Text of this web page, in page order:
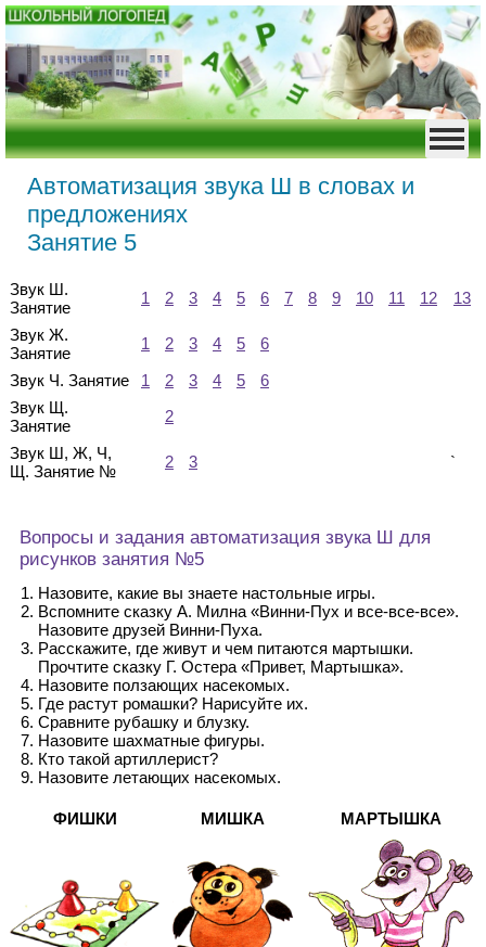
Автоматизация звука Ш в словах и
предложениях
Занятие 5
Звук Ш.
Занятие
1 2 3 4 5 6 7 8 9 10 11 12
13
Звук Ж.
Занятие
1 2 3 4 5
6
Звук Ч. Занятие
1 2 3 4 5
6
Звук Щ.
Занятие
2
Звук Ш, Ж, Ч,
Щ. Занятие №
2 3 `
Вопросы и задания автоматизация звука Ш для
рисунков занятия №5
Назовите, какие вы знаете настольные игры.
Вспомните сказку А. Милна «Винни-Пух и все-все-все».
Назовите друзей Винни-Пуха.
Расскажите, где живут и чем питаются мартышки.
Прочтите сказку Г. Остера «Привет, Мартышка».
Назовите ползающих насекомых.
Где растут ромашки? Нарисуйте их.
Сравните рубашку и блузку.
Назовите шахматные фигуры.
Кто такой артиллерист?
Назовите летающих насекомых.
ФИШКИ МИШКА МАРТЫШКА